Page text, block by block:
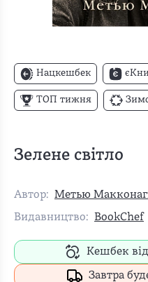
Нацкешбек
ТОП тижня
Зелене світло
Автор: Метью
Видавництво:
BookChef
Кешбек
Завтра